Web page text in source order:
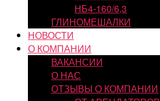
НБ4-160/6,3
ГЛИНОМЕШАЛКИ
НОВОСТИ
О КОМПАНИИ
ВАКАНСИИ
О НАС
ОТЗЫВЫ О КОМПАНИИ